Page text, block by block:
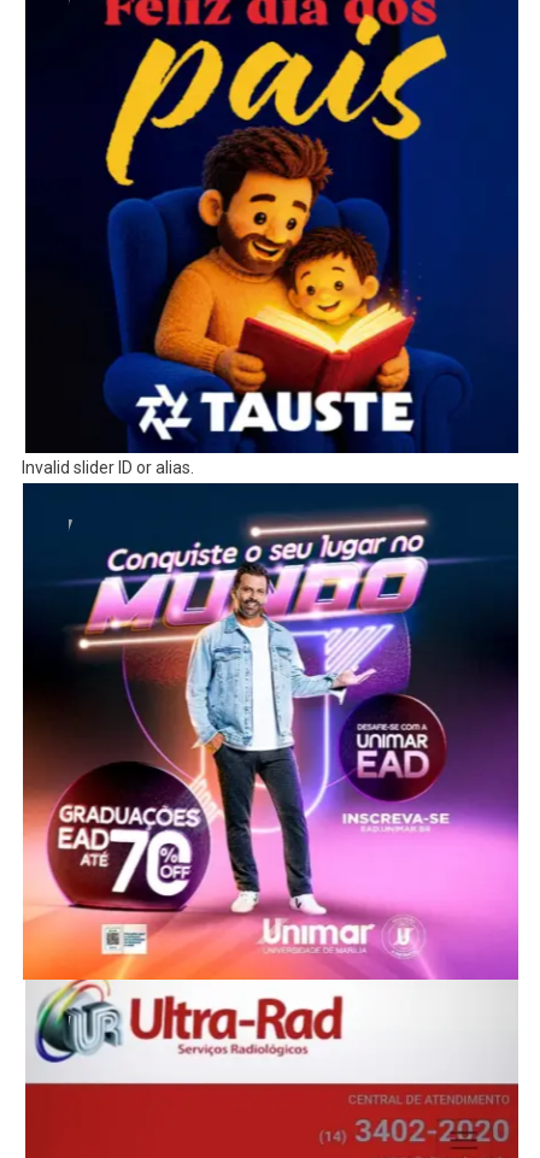
Invalid slider ID or alias.